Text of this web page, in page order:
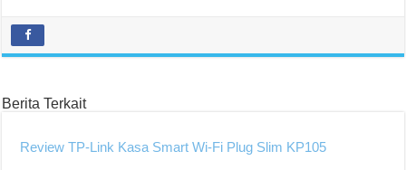
Berita Terkait
Review TP-Link Kasa Smart Wi-Fi Plug Slim KP105